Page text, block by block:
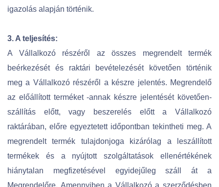
igazolás alapján történik.
3. A teljesítés:
A Vállalkozó részéről az összes megrendelt termék
beérkezését és raktári bevételezését követően történik
meg a Vállalkozó részéről a készre jelentés. Megrendelő
az előállított terméket -annak készre jelentését követően-
szállítás előtt, vagy beszerelés előtt a Vállalkozó
raktárában, előre egyeztetett időpontban tekintheti meg. A
megrendelt termék tulajdonjoga kizárólag a leszállított
termékek és a nyújtott szolgáltatások ellenértékének
hiánytalan megfizetésével egyidejűleg száll át a
Megrendelőre. Amennyiben a Vállalkozó a szerződésben